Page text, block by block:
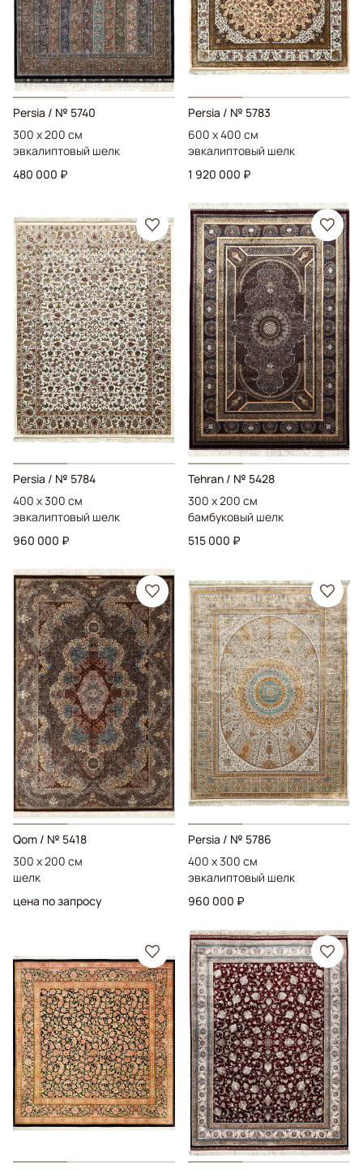
Persia / № 5740
300 x 200 см
эвкалиптовый шелк
480 000 ₽
Persia / № 5783
600 x 400 см
эвкалиптовый шелк
1 920 000 ₽
Persia / № 5784
400 x 300 см
эвкалиптовый шелк
960 000 ₽
Tehran / № 5428
300 x 200 см
бамбуковый шелк
515 000 ₽
Qom / № 5418
300 x 200 см
шелк
цена по запросу
Persia / № 5786
400 x 300 см
эвкалиптовый шелк
960 000 ₽